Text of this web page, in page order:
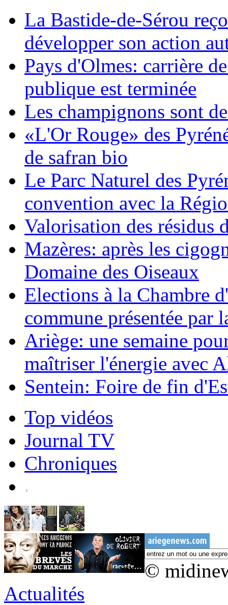
La Bastide-de-Sérou
développer son action
Pays d'Olmes: carrière
publique est terminée
Les champignons sont
«L'Or Rouge» des
de safran bio
Le Parc Naturel des
convention avec la
Valorisation des résidus
Mazères: après les
Domaine des Oiseaux
Elections à la Chambre
commune présentée par
Ariège: une semaine
maîtriser l'énergie avec
Sentein: Foire de fin
Top vidéos
Journal TV
Chroniques
©
Actualités